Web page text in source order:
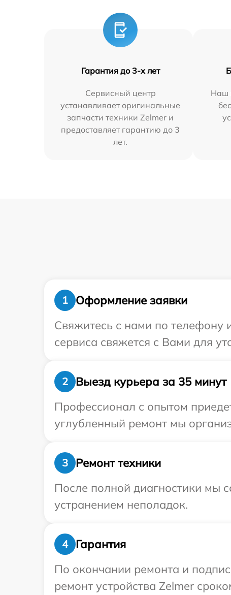
Гарантия до 3-х лет
Сервисный центр
устанавливает оригинальные
запчасти техники Zelmer и
предоставляет гарантию до 3
лет.
Наш
1
Оформление заявки
Свяжитесь с нами по телефону
сервиса свяжется с Вами для
2
Выезд курьера за 35 минут
Профессионал с опытом
углубленный ремонт мы
3
Ремонт техники
После полной диагностики мы
устранением неполадок.
4
Гарантия
По окончании ремонта и
ремонт устройства Zelmer